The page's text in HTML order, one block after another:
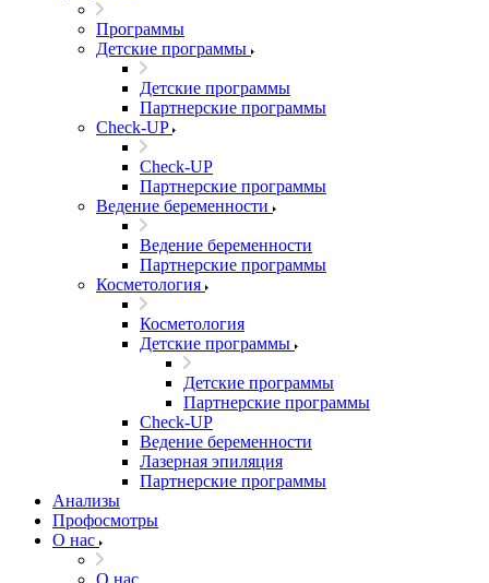
Программы
Детские программы
Детские программы
Партнерские программы
Check-UP
Check-UP
Партнерские программы
Ведение беременности
Ведение беременности
Партнерские программы
Косметология
Косметология
Детские программы
Детские программы
Партнерские программы
Check-UP
Ведение беременности
Лазерная эпиляция
Партнерские программы
Анализы
Профосмотры
О нас
О нас